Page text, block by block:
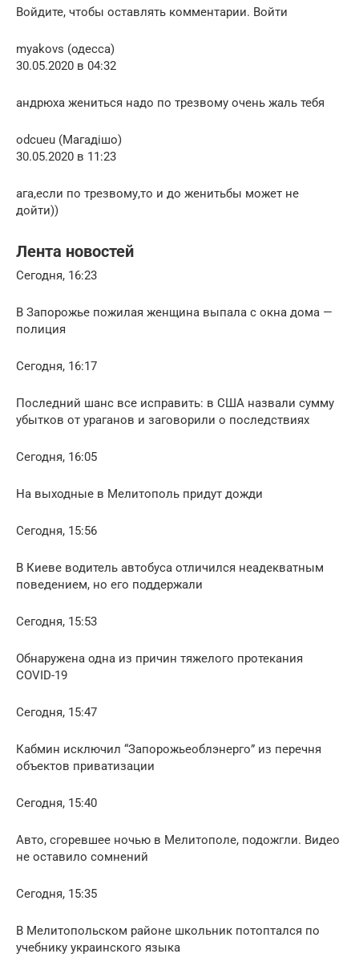
Войдите, чтобы оставлять комментарии. Войти
myakovs (одесса)
30.05.2020 в 04:32
андрюха жениться надо по трезвому очень жаль тебя
odcueu (Магадішо)
30.05.2020 в 11:23
ага,если по трезвому,то и до женитьбы может не
дойти))
Лента новостей
Сегодня, 16:23
В Запорожье пожилая женщина выпала с окна дома —
полиция
Сегодня, 16:17
Последний шанс все исправить: в США назвали сумму
убытков от ураганов и заговорили о последствиях
Сегодня, 16:05
На выходные в Мелитополь придут дожди
Сегодня, 15:56
В Киеве водитель автобуса отличился неадекватным
поведением, но его поддержали
Сегодня, 15:53
Обнаружена одна из причин тяжелого протекания
COVID-19
Сегодня, 15:47
Кабмин исключил “Запорожьеоблэнерго” из перечня
объектов приватизации
Сегодня, 15:40
Авто, сгоревшее ночью в Мелитополе, подожгли. Видео
не оставило сомнений
Сегодня, 15:35
В Мелитопольском районе школьник потоптался по
учебнику украинского языка